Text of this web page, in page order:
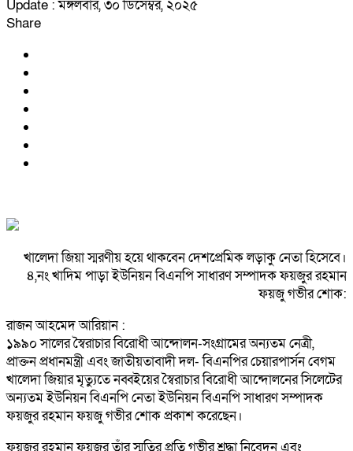
Update : মঙ্গলবার, ৩০ ডিসেম্বর, ২০২৫
Share
খালেদা জিয়া স্মরণীয় হয়ে থাকবেন দেশপ্রেমিক লড়াকু নেতা হিসেবে।
৪,নং খাদিম পাড়া ইউনিয়ন বিএনপি সাধারণ সম্পাদক ফয়জুর রহমান
ফয়জু গভীর শোক:
রাজন আহমেদ আরিয়ান :
১৯৯০ সালের স্বৈরাচার বিরোধী আন্দোলন-সংগ্রামের অন্যতম নেত্রী,
প্রাক্তন প্রধানমন্ত্রী এবং জাতীয়তাবাদী দল- বিএনপির চেয়ারপার্সন বেগম
খালেদা জিয়ার মৃত্যুতে নব্বইয়ের স্বৈরাচার বিরোধী আন্দোলনের সিলেটের
অন্যতম ইউনিয়ন বিএনপি নেতা ইউনিয়ন বিএনপি সাধারণ সম্পাদক
ফয়জুর রহমান ফয়জু গভীর শোক প্রকাশ করেছেন।
ফয়জুর রহমান ফয়জুর তাঁর স্মৃতির প্রতি গভীর শ্রদ্ধা নিবেদন এবং